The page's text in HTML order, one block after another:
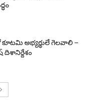
కూటమి అభ్యర్థులే గెలవాలి –
దిశానిర్దేశం